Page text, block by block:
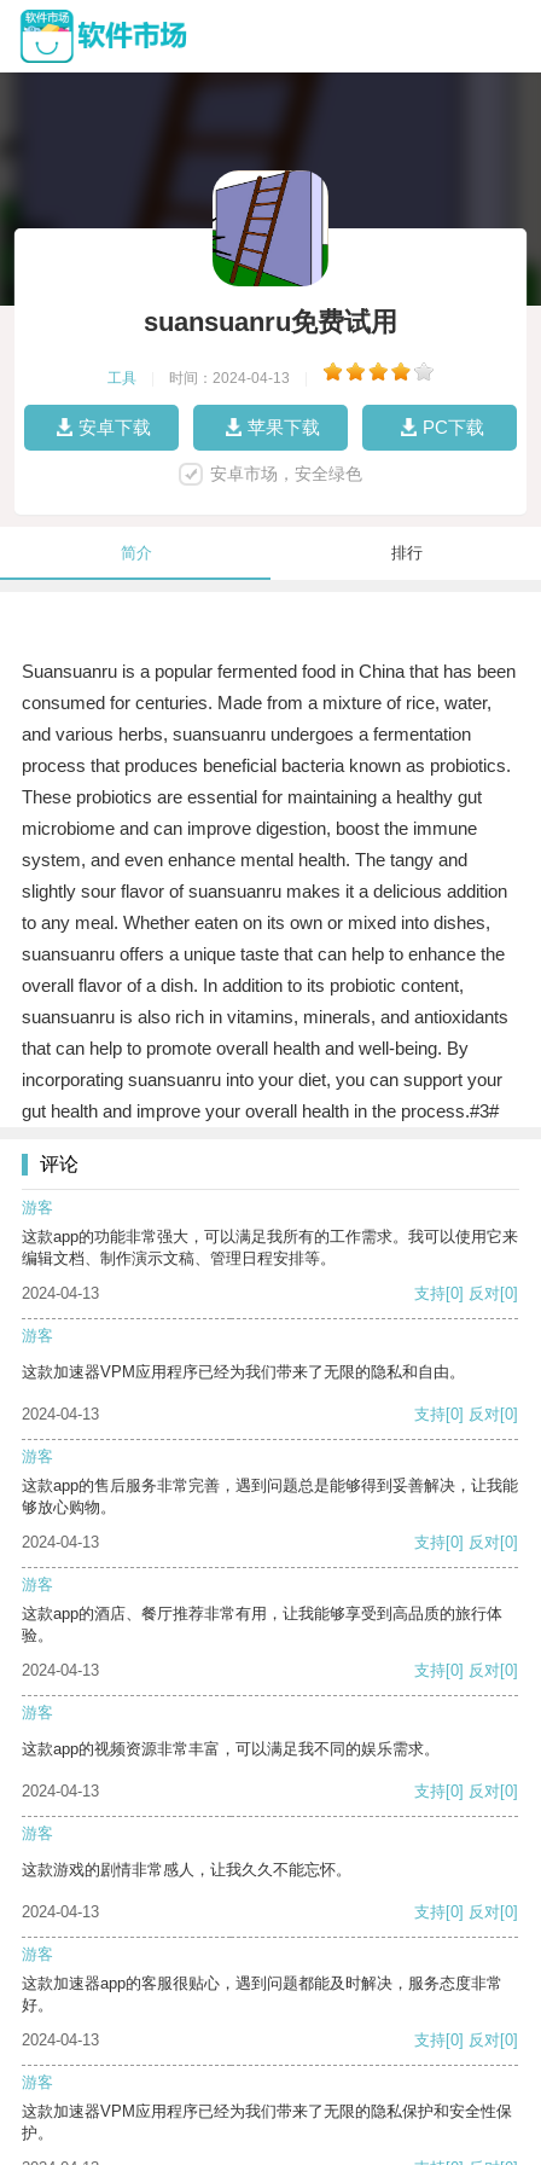
suansuanru免费试用
工具 时间：2024-04-13
安卓下载 苹果下载 PC下载
安卓市场，安全绿色
简介 排行
Suansuanru is a popular fermented food in China that has been
consumed for centuries. Made from a mixture of rice, water,
and various herbs, suansuanru undergoes a fermentation
process that produces beneficial bacteria known as probiotics.
These probiotics are essential for maintaining a healthy gut
microbiome and can improve digestion, boost the immune
system, and even enhance mental health. The tangy and
slightly sour flavor of suansuanru makes it a delicious addition
to any meal. Whether eaten on its own or mixed into dishes,
suansuanru offers a unique taste that can help to enhance the
overall flavor of a dish. In addition to its probiotic content,
suansuanru is also rich in vitamins, minerals, and antioxidants
that can help to promote overall health and well-being. By
incorporating suansuanru into your diet, you can support your
gut health and improve your overall health in the process.#3#
评论
游客
这款app的功能非常强大，可以满足我所有的工作需求。我可以使用它来
编辑文档、制作演示文稿、管理日程安排等。
2024-04-13
支持[0] 反对[0]
游客
这款加速器VPM应用程序已经为我们带来了无限的隐私和自由。
2024-04-13 支持[0] 反对[0]
游客
这款app的售后服务非常完善，遇到问题总是能够得到妥善解决，让我能
够放心购物。
2024-04-13
支持[0] 反对[0]
游客
这款app的酒店、餐厅推荐非常有用，让我能够享受到高品质的旅行体
验。
2024-04-13
支持[0] 反对[0]
游客
这款app的视频资源非常丰富，可以满足我不同的娱乐需求。
2024-04-13 支持[0] 反对[0]
游客
这款游戏的剧情非常感人，让我久久不能忘怀。
2024-04-13 支持[0] 反对[0]
游客
这款加速器app的客服很贴心，遇到问题都能及时解决，服务态度非常
好。
2024-04-13
支持[0] 反对[0]
游客
这款加速器VPM应用程序已经为我们带来了无限的隐私保护和安全性保
护。